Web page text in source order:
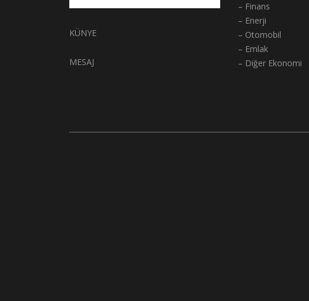
KÜNYE
MESAJ
– Finans
– Enerji
– Otomobil
– Emlak
– Diğer Ekonomi